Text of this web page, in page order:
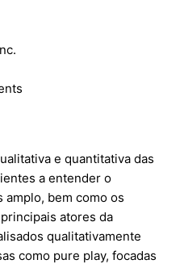
e quantitativa das
a entender o
amplo, bem como os
atores da
qualitativamente
como pure play, focadas